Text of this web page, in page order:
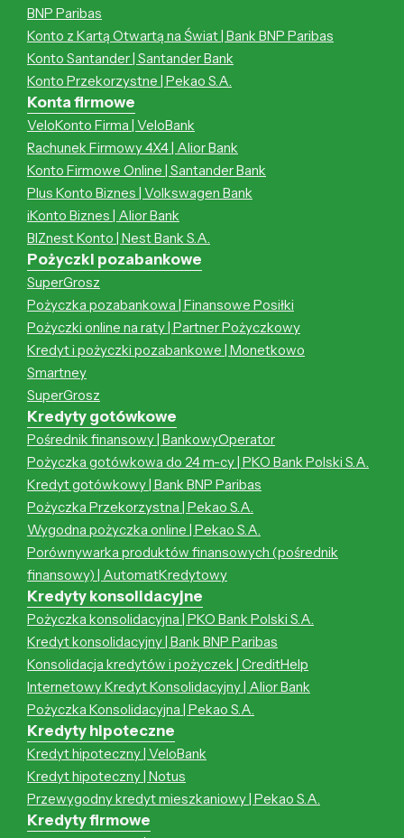
BNP Paribas
Konto z Kartą Otwartą na Świat | Bank BNP Paribas
Konto Santander | Santander Bank
Konto Przekorzystne | Pekao S.A.
Konta firmowe
VeloKonto Firma | VeloBank
Rachunek Firmowy 4X4 | Alior Bank
Konto Firmowe Online | Santander Bank
Plus Konto Biznes | Volkswagen Bank
iKonto Biznes | Alior Bank
BIZnest Konto | Nest Bank S.A.
Pożyczki pozabankowe
SuperGrosz
Pożyczka pozabankowa | Finansowe Posiłki
Pożyczki online na raty | Partner Pożyczkowy
Kredyt i pożyczki pozabankowe | Monetkowo
Smartney
SuperGrosz
Kredyty gotówkowe
Pośrednik finansowy | BankowyOperator
Pożyczka gotówkowa do 24 m-cy | PKO Bank Polski S.A.
Kredyt gotówkowy | Bank BNP Paribas
Pożyczka Przekorzystna | Pekao S.A.
Wygodna pożyczka online | Pekao S.A.
Porównywarka produktów finansowych (pośrednik
finansowy) | AutomatKredytowy
Kredyty konsolidacyjne
Pożyczka konsolidacyjna | PKO Bank Polski S.A.
Kredyt konsolidacyjny | Bank BNP Paribas
Konsolidacja kredytów i pożyczek | CreditHelp
Internetowy Kredyt Konsolidacyjny | Alior Bank
Pożyczka Konsolidacyjna | Pekao S.A.
Kredyty hipoteczne
Kredyt hipoteczny | VeloBank
Kredyt hipoteczny | Notus
Przewygodny kredyt mieszkaniowy | Pekao S.A.
Kredyty firmowe